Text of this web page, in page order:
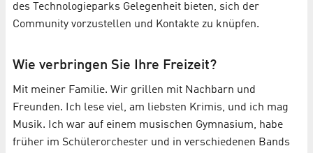
des Technologieparks Gelegenheit bieten, sich der
Community vorzustellen und Kontakte zu knüpfen.
Wie verbringen Sie Ihre Freizeit?
Mit meiner Familie. Wir grillen mit Nachbarn und
Freunden. Ich lese viel, am liebsten Krimis, und ich mag
Musik. Ich war auf einem musischen Gymnasium, habe
früher im Schülerorchester und in verschiedenen Bands